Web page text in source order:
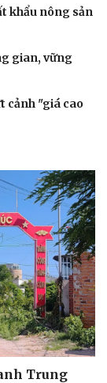
khẩu nông sản
gian, vững
cảnh "giá cao
Trung